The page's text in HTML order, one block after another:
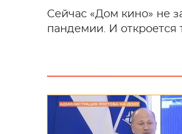
Сейчас «Дом кино» не
пандемии. И откроется